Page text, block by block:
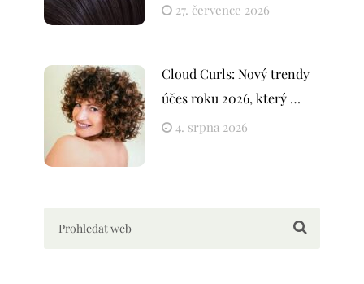
27. července 2026
Cloud Curls: Nový trendy
účes roku 2026, který …
4. srpna 2026